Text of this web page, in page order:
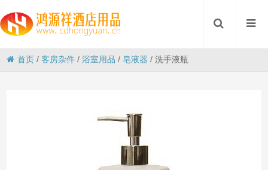
首页 /客房杂件 /浴室用品 /皂液器 /洗手液瓶